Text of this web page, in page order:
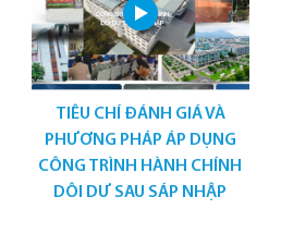
TIÊU CHÍ ĐÁNH GIÁ VÀ
PHƯƠNG PHÁP ÁP DỤNG
CÔNG TRÌNH HÀNH CHÍNH
DÔI DƯ SAU SÁP NHẬP